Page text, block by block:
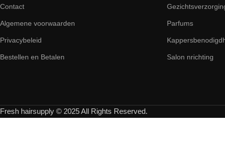
Contact
Algemene voorwaarden
Privacybeleid
Bestellen en Betalen
Parfums
Salon nrichting
Fresh hairsupply © 2025 All Rights Reserved.